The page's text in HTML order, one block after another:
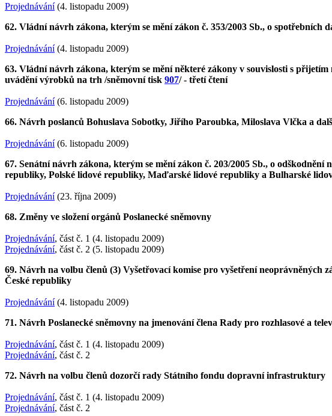
Projednávání(4. listopadu 2009)
62. Vládní návrh zákona, kterým se mění zákon č. 353/2003 Sb., o spotřebních
Projednávání(4. listopadu 2009)
63. Vládní návrh zákona, kterým se mění některé zákony v souvislosti s
uvádění výrobků na trh /sněmovní tisk 907/ - třetí čtení
Projednávání(6. listopadu 2009)
66. Návrh poslanců Bohuslava Sobotky, Jiřího Paroubka, Miloslava Vlčka a
Projednávání(6. listopadu 2009)
67. Senátní návrh zákona, kterým se mění zákon č. 203/2005 Sb., o
republiky, Polské lidové republiky, Maďarské lidové republiky a Bulharské
Projednávání(23. října 2009)
68. Změny ve složení orgánů Poslanecké sněmovny
Projednávání, část č. 1 (4. listopadu 2009)
Projednávání, část č. 2 (5. listopadu 2009)
69. Návrh na volbu členů (3) Vyšetřovací komise pro vyšetření neoprávněných
České republiky
Projednávání(4. listopadu 2009)
71. Návrh Poslanecké sněmovny na jmenování člena Rady pro rozhlasové a
Projednávání, část č. 1 (4. listopadu 2009)
Projednávání, část č. 2
72. Návrh na volbu členů dozorčí rady Státního fondu dopravní infrastruktury
Projednávání, část č. 1 (4. listopadu 2009)
Projednávání, část č. 2